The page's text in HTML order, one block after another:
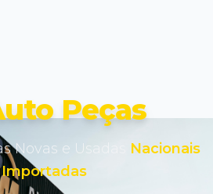
Peças
Novas e Usadas Nacionais
Importadas